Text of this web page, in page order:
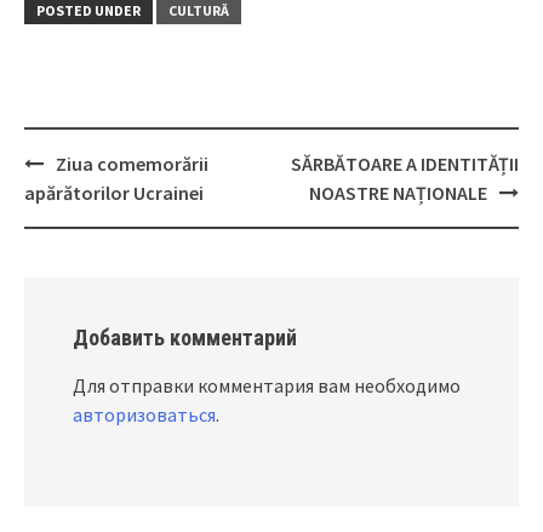
POSTED UNDER CULTURĂ
Post
navigation
Ziua comemorării
apărătorilor Ucrainei
SĂRBĂTOARE A IDENTITĂȚII
NOASTRE NAȚIONALE
Добавить комментарий
Для отправки комментария вам необходимо
авторизоваться.